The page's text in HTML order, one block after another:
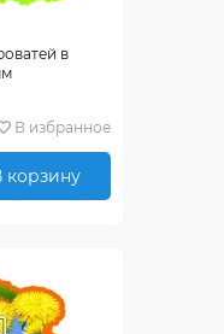
в
В избранное
корзину